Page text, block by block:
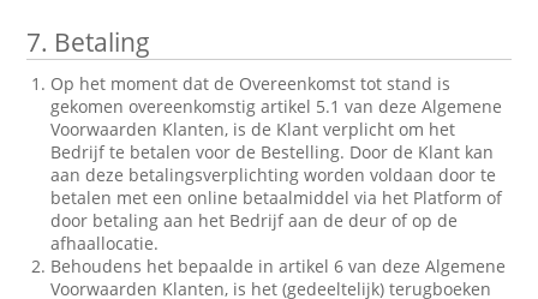
7. Betaling
Op het moment dat de Overeenkomst tot stand is
gekomen overeenkomstig artikel 5.1 van deze Algemene
Voorwaarden Klanten, is de Klant verplicht om het
Bedrijf te betalen voor de Bestelling. Door de Klant kan
aan deze betalingsverplichting worden voldaan door te
betalen met een online betaalmiddel via het Platform of
door betaling aan het Bedrijf aan de deur of op de
afhaallocatie.
Behoudens het bepaalde in artikel 6 van deze Algemene
Voorwaarden Klanten, is het (gedeeltelijk) terugboeken